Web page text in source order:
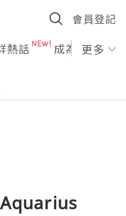
會員登記
熱話 成為U更多